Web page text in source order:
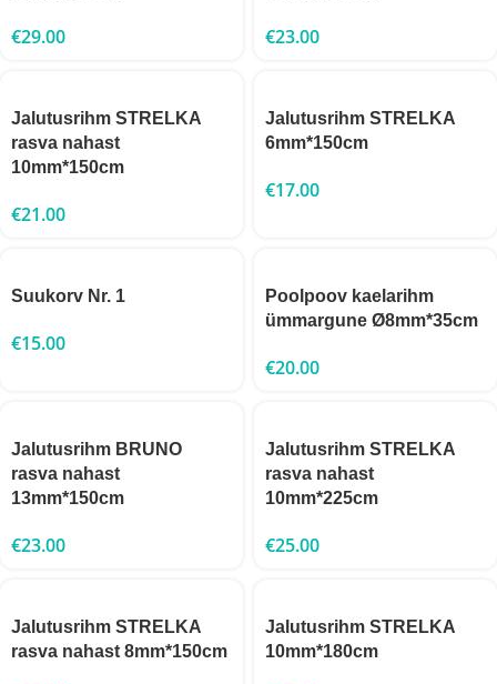
€29.00 €23.00
Jalutusrihm STRELKA
rasva nahast
10mm*150cm
€21.00
Jalutusrihm STRELKA
6mm*150cm
€17.00
Suukorv Nr. 1
€15.00
Poolpoov kaelarihm
ümmargune Ø8mm*35cm
€20.00
Jalutusrihm BRUNO
rasva nahast
13mm*150cm
€23.00
Jalutusrihm STRELKA
rasva nahast
10mm*225cm
€25.00
Jalutusrihm STRELKA
rasva nahast 8mm*150cm
Jalutusrihm STRELKA
10mm*180cm